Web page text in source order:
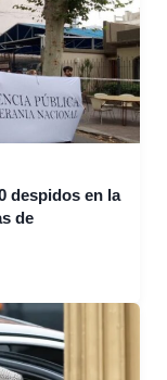
despidos en la
de